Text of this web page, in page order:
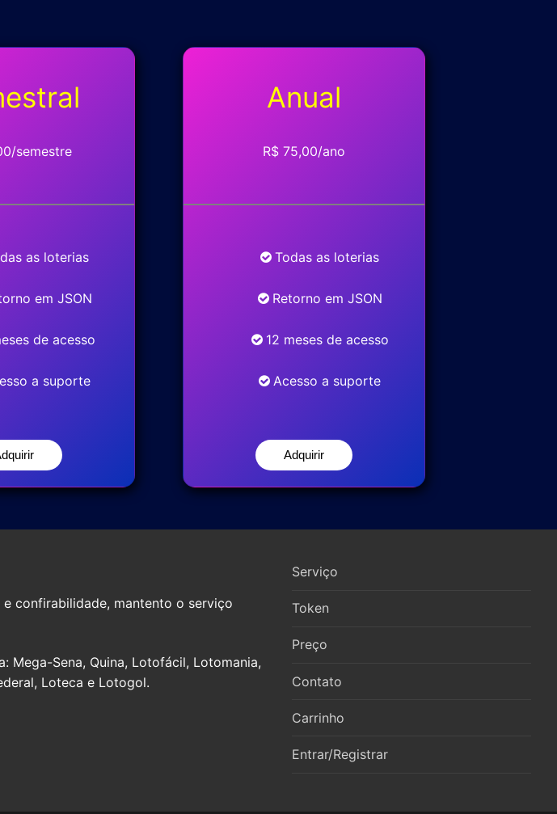
semestre
as loterias
em JSON
de acesso
a suporte
Anual
R$ 75,00/ano
Todas as loterias
Retorno em JSON
12 meses de acesso
Acesso a suporte
Adquirir
e confirabilidade, mantento o serviço
Mega-Sena, Quina, Lotofácil, Lotomania,
Loteca e Lotogol.
Serviço
Token
Preço
Contato
Carrinho
Entrar/Registrar